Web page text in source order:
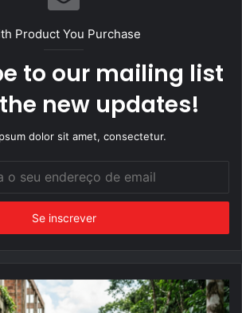
Product You Purchase
to our mailing list
new updates!
dolor sit amet, consectetur.